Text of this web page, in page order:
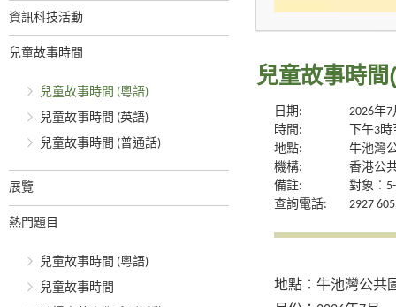
資訊科技活動
兒童故事時間
兒童故事時間 (粵語)
兒童故事時間 (英語)
兒童故事時間 (普通話)
展覽
熱門題目
兒童故事時間 (粵語)
兒童故事時間
兒童故事時間
日期:
2026年
時間:
下午3
地點:
牛池灣
機構:
香港公
備註:
對象
查詢電話:
2927
地點：牛池灣公共